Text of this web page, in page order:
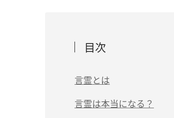
目次
言霊とは
言霊は本当になる？